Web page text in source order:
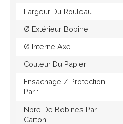
Largeur Du Rouleau
Ø Extérieur Bobine
Ø Interne Axe
Couleur Du Papier :
Ensachage / Protection
Par :
Nbre De Bobines Par
Carton